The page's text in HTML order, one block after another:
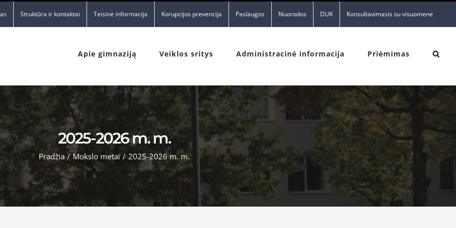
Struktūra ir kontaktai Teisinė informacija Korupcijos prevencija Paslaugos Nuorodos DUK Konsultavimasis su visuomene
Apie gimnaziją Veiklos sritys Administracinė informacija Priėmimas
2025-2026 m. m.
Pradžia / Mokslo metai / 2025-2026 m. m.